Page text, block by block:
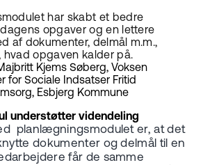
har skabt et bedre
opgaver og en lettere
af dokumenter, delmål m.m.,
hvad opgaven kalder på.
Kjems Søberg, Voksen
for Sociale Indsatser Fritid
Esbjerg Kommune
understøtter videndeling
planlægningsmodulet er, at det
dokumenter og delmål til en
får de samme